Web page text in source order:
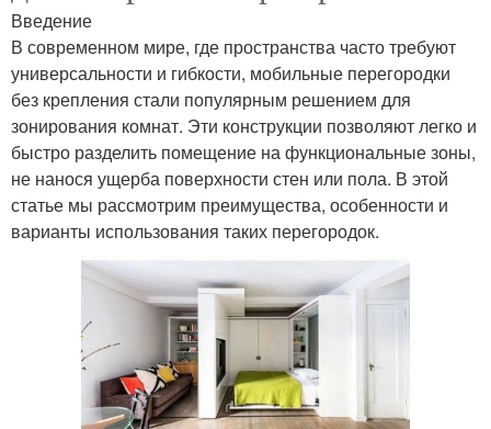
Введение
В современном мире, где пространства часто требуют
универсальности и гибкости, мобильные перегородки
без крепления стали популярным решением для
зонирования комнат. Эти конструкции позволяют легко и
быстро разделить помещение на функциональные зоны,
не нанося ущерба поверхности стен или пола. В этой
статье мы рассмотрим преимущества, особенности и
варианты использования таких перегородок.